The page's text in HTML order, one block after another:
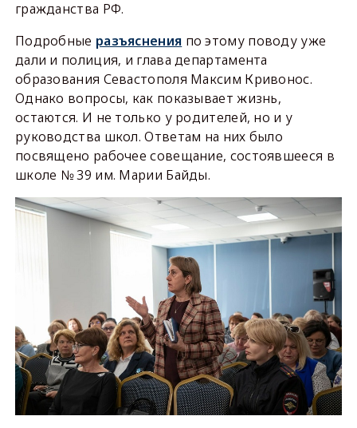
гражданства РФ.
Подробные разъяснения по этому поводу уже
дали и полиция, и глава департамента
образования Севастополя Максим Кривонос.
Однако вопросы, как показывает жизнь,
остаются. И не только у родителей, но и у
руководства школ. Ответам на них было
посвящено рабочее совещание, состоявшееся в
школе № 39 им. Марии Байды.